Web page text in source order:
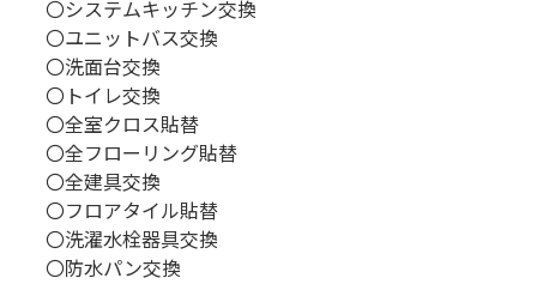
〇システムキッチン交換
〇ユニットバス交換
〇洗面台交換
〇トイレ交換
〇全室クロス貼替
〇全フローリング貼替
〇全建具交換
〇フロアタイル貼替
〇洗濯水栓器具交換
〇防水パン交換